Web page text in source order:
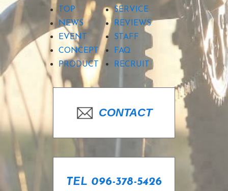
TOP
SERVICE
NEWS
REVIEWS
EVENT
STAFF
CONCEPT
FAQ
PRODUCT
RECRUIT
CONTACT
TEL 096-378-5426